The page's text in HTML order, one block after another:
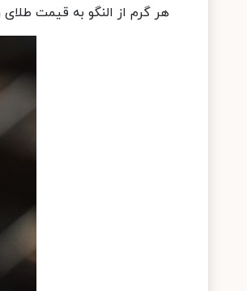
هر گرم از النگو به قیمت